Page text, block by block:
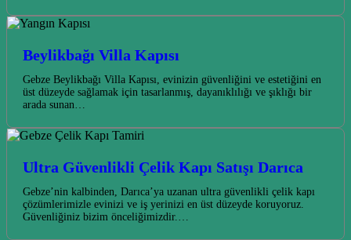
Beylikbağı Villa Kapısı
Gebze Beylikbağı Villa Kapısı, evinizin güvenliğini ve estetiğini en
üst düzeyde sağlamak için tasarlanmış, dayanıklılığı ve şıklığı bir
arada sunan…
Ultra Güvenlikli Çelik Kapı Satışı Darıca
Gebze’nin kalbinden, Darıca’ya uzanan ultra güvenlikli çelik kapı
çözümlerimizle evinizi ve iş yerinizi en üst düzeyde koruyoruz.
Güvenliğiniz bizim önceliğimizdir.…